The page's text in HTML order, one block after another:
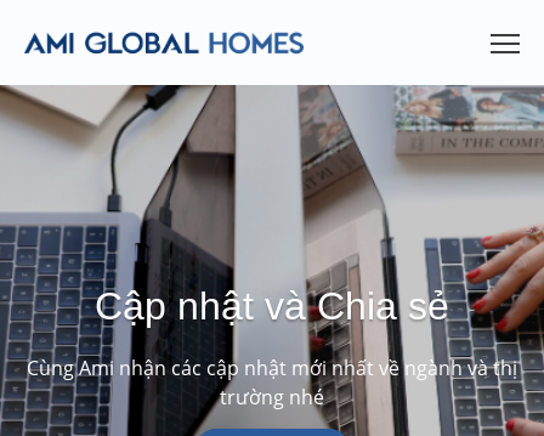
Cập nhật và Chia sẻ
Cùng Ami nhận các cập nhật mới nhất về ngành và thị
trường nhé